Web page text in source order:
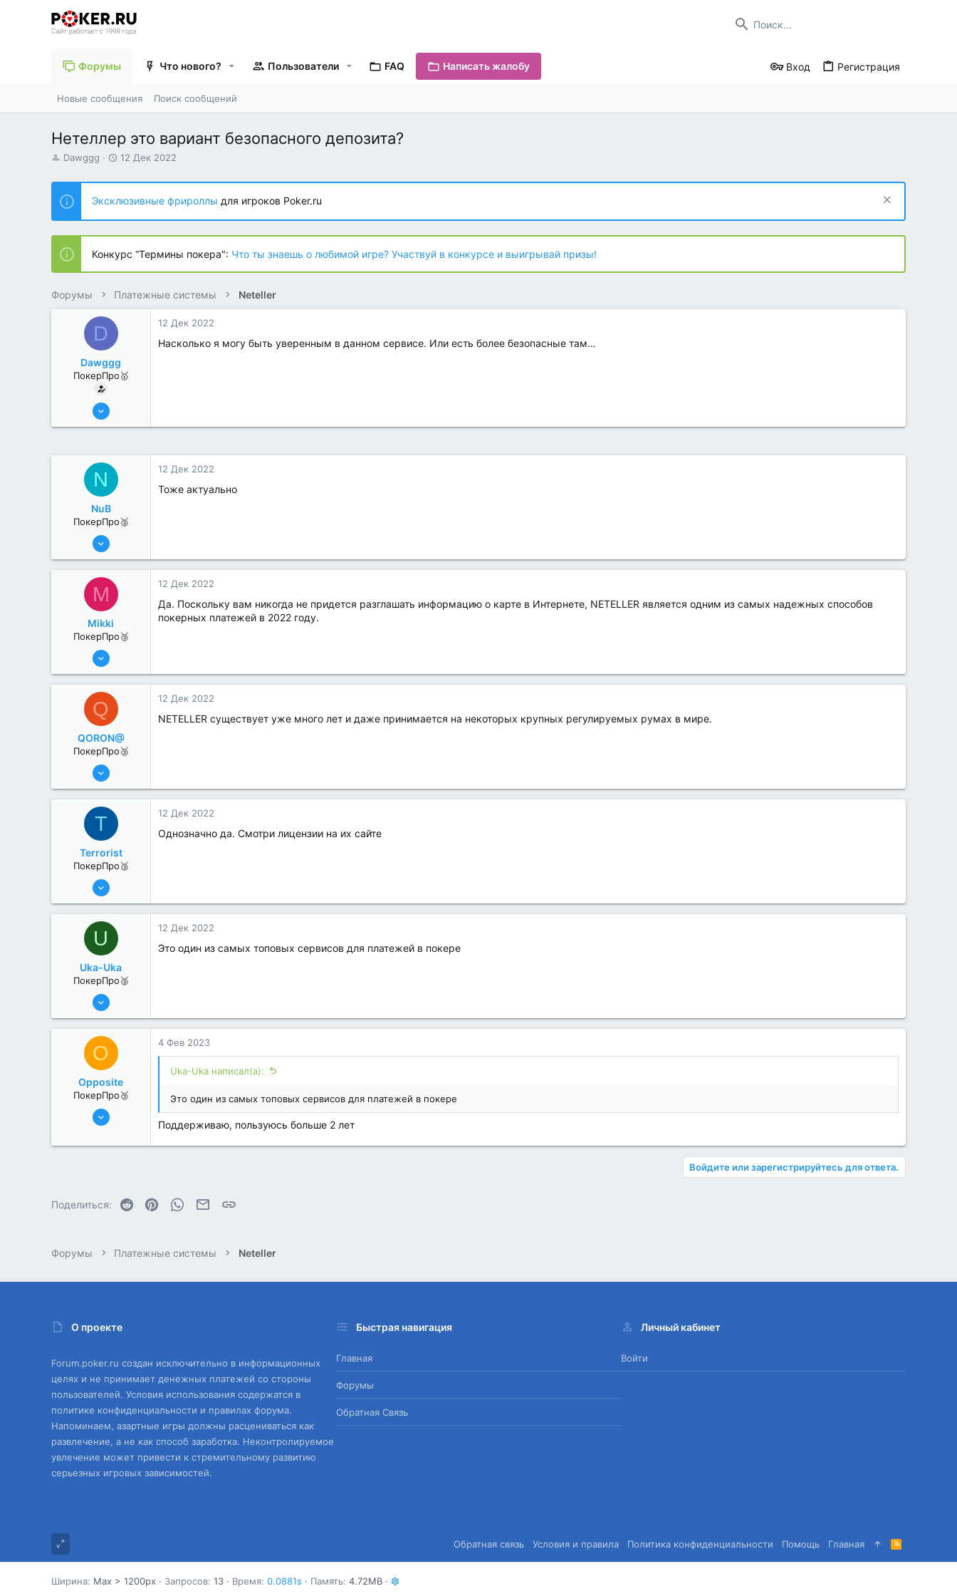
Форумы Что нового? Пользователи FAQ Написать жалобу Вход Регистрация
Новые сообщения Поиск сообщений
Нетеллер это вариант безопасного депозита?
А
т
о
р
т
е
м
ы
Dawggg
Д
т
н
а
ч
л
а
12 Дек 2022
Эксклюзивные фрироллы для игроков Poker.ru
Конкурс “Термины покера": Что ты знаешь о любимой игре? Участвуй в конкурсе и выигрывай призы!
Форумы Платежные системы Neteller
D
Dawggg
ПокерПро🥇
25 Июл 2022
12 Дек 2022
Насколько я могу быть уверенным в данном сервисе. Или есть более безопасные там…
N
NuB
ПокерПро🥈
25 Июл 2022
2
12 Дек 2022
Тоже актуально
M
Mikki
ПокерПро🥉
25 Июл 2022
0
12 Дек 2022
Да. Поскольку вам никогда не придется разглашать информацию о карте в Интернете, NETELLER является одним из самых надежных способов
покерных платежей в 2022 году.
Q
QORON@
ПокерПро🥉
25 Июл 2022
0
12 Дек 2022
NETELLER существует уже много лет и даже принимается на некоторых крупных регулируемых румах в мире.
T
Terrorist
ПокерПро🥉
25 Июл 2022
0
12 Дек 2022
Однозначно да. Смотри лицензии на их сайте
U
Uka-Uka
ПокерПро🥈
25 Июл 2022
1
12 Дек 2022
Это один из самых топовых сервисов для платежей в покере
O
Opposite
ПокерПро🥉
25 Июл 2022
2
4 Фев 2023
Uka-Uka написал(а):
Это один из самых топовых сервисов для платежей в покере
Поддерживаю, пользуюсь больше 2 лет
Войдите или зарегистрируйтесь для ответа.
Поделиться: Reddit PinterestWhatsAppЭлектронная почта
Форумы Платежные системы Neteller
О проекте
Forum.poker.ru создан исключительно в информационных
целях и не принимает денежных платежей со стороны
пользователей. Условия использования содержатся в
политике конфиденциальности и правилах форума.
Напоминаем, азартные игры должны расцениваться как
развлечение, а не как способ заработка. Неконтролируемое
увлечение может привести к стремительному развитию
серьезных игровых зависимостей.
Быстрая навигация
Главная
Форумы
Обратная Связь
Личный кабинет
Войти
Обратная связь Условия и правила Политика конфиденциальности Помощь Главная
R
S
S
Ширина Запросов 13 Время 0.0881s Память 4.72MB